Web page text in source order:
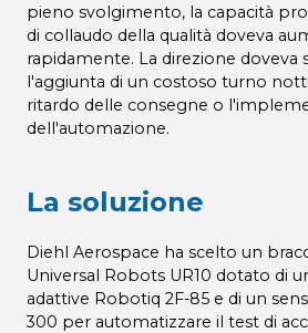
pieno svolgimento, la capacità
di collaudo della qualità doveva
rapidamente. La direzione doveva
l'aggiunta di un costoso turno
ritardo delle consegne o
dell'automazione.
La soluzione
Diehl Aerospace ha scelto un
Universal Robots UR10 dotato di
adattive Robotiq 2F-85 e di un
300 per automatizzare il test di